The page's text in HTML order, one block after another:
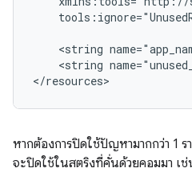
<string
<string
</resources>
หากต้องการปิดใช้ปัญหามากกว่า 1
จะปิดใช้ในสตริงที่คั่นด้วยคอมมา เช่